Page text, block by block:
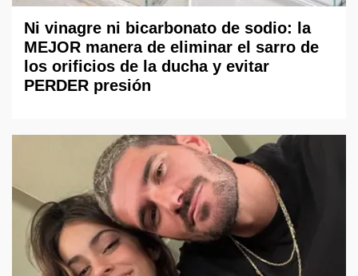
Ni vinagre ni bicarbonato de sodio: la
MEJOR manera de eliminar el sarro de
los orificios de la ducha y evitar
PERDER presión